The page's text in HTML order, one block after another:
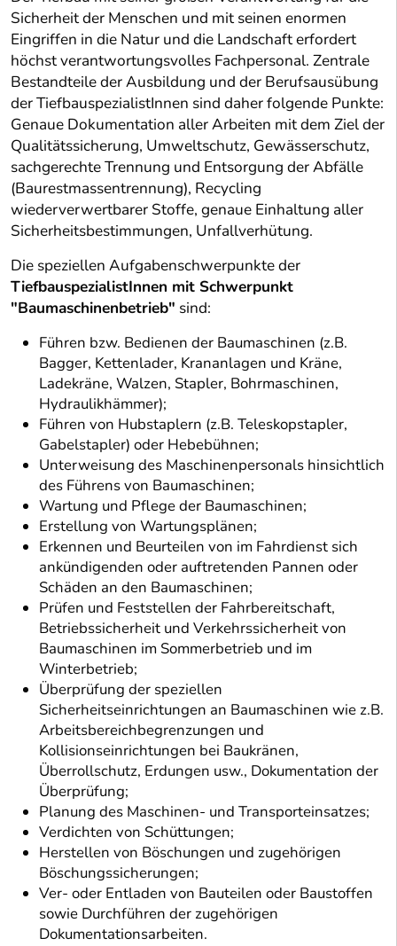
Sicherheit der Menschen und mit seinen enormen
Eingriffen in die Natur und die Landschaft erfordert
höchst verantwortungsvolles Fachpersonal. Zentrale
Bestandteile der Ausbildung und der Berufsausübung
der TiefbauspezialistInnen sind daher folgende Punkte:
Genaue Dokumentation aller Arbeiten mit dem Ziel der
Qualitätssicherung, Umweltschutz, Gewässerschutz,
sachgerechte Trennung und Entsorgung der Abfälle
(Baurestmassentrennung), Recycling
wiederverwertbarer Stoffe, genaue Einhaltung aller
Sicherheitsbestimmungen, Unfallverhütung.
Die speziellen Aufgabenschwerpunkte der
TiefbauspezialistInnen mit Schwerpunkt
"Baumaschinenbetrieb" sind:
Führen bzw. Bedienen der Baumaschinen (z.B.
Bagger, Kettenlader, Krananlagen und Kräne,
Ladekräne, Walzen, Stapler, Bohrmaschinen,
Hydraulikhämmer);
Führen von Hubstaplern (z.B. Teleskopstapler,
Gabelstapler) oder Hebebühnen;
Unterweisung des Maschinenpersonals hinsichtlich
des Führens von Baumaschinen;
Wartung und Pflege der Baumaschinen;
Erstellung von Wartungsplänen;
Erkennen und Beurteilen von im Fahrdienst sich
ankündigenden oder auftretenden Pannen oder
Schäden an den Baumaschinen;
Prüfen und Feststellen der Fahrbereitschaft,
Betriebssicherheit und Verkehrssicherheit von
Baumaschinen im Sommerbetrieb und im
Winterbetrieb;
Überprüfung der speziellen
Sicherheitseinrichtungen an Baumaschinen wie z.B.
Arbeitsbereichbegrenzungen und
Kollisionseinrichtungen bei Baukränen,
Überrollschutz, Erdungen usw., Dokumentation der
Überprüfung;
Planung des Maschinen- und Transporteinsatzes;
Verdichten von Schüttungen;
Herstellen von Böschungen und zugehörigen
Böschungssicherungen;
Ver- oder Entladen von Bauteilen oder Baustoffen
sowie Durchführen der zugehörigen
Dokumentationsarbeiten.